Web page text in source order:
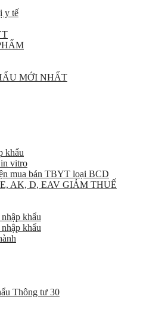
y tế
MỚI NHẤT
khẩu
vitro
mua bán TBYT loại BCD
AK, D, EAV GIẢM THUẾ
khẩu
khẩu
Thông tư 30